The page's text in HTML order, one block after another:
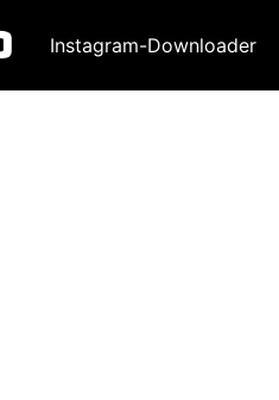
Instagram-Downloader